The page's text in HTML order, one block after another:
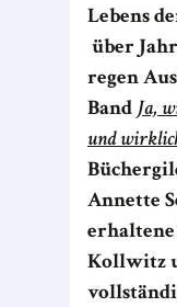
Lebens
über
regen
Band Ja,
und
Annette
Kollwitz